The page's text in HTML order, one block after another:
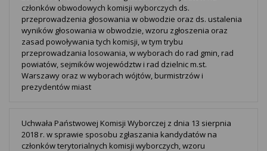
członków obwodowych komisji wyborczych ds.
przeprowadzenia głosowania w obwodzie oraz ds. ustalenia
wyników głosowania w obwodzie, wzoru zgłoszenia oraz
zasad powoływania tych komisji, w tym trybu
przeprowadzania losowania, w wyborach do rad gmin, rad
powiatów, sejmików województw i rad dzielnic m.st.
Warszawy oraz w wyborach wójtów, burmistrzów i
prezydentów miast
Uchwała Państwowej Komisji Wyborczej z dnia 13 sierpnia
2018 r. w sprawie sposobu zgłaszania kandydatów na
członków terytorialnych komisji wyborczych, wzoru